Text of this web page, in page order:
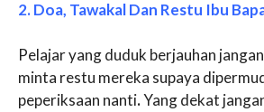
2. Doa, Tawakal Dan Restu Ibu
Pelajar yang duduk berjauhan
minta restu mereka supaya
peperiksaan nanti.Yang dekat